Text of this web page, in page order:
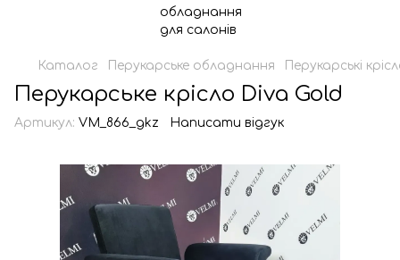
Каталог Перукарське обладнання Перукарські
Перукарське крісло Diva Gold
Артикул: VM_866_gkz Написати відгук